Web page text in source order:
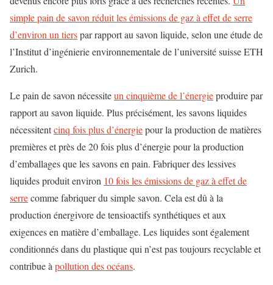
simple pain de savon réduit les émissions de gaz à effet de serre
d’environ un tierspar rapport au savon liquide, selon une étude de
l’Institut d’ingénierie environnementale de l’université suisse ETH
Zurich.
Le pain de savon nécessiteun cinquième de l’énergieproduirepar
rapport au savon liquide. Plus précisément, les savons liquides
nécessitentcinq fois plus d’énergiepour la production de matières
premières et près de 20 fois plus d’énergie pour la production
d’emballages que les savons en pain. Fabriquer des lessives
liquidesproduit environ 10 fois les émissions de gaz à effet de
serrecomme fabriquer du simple savon. Cela est dû à la
production énergivore de tensioactifs synthétiques et aux
exigences en matière d’emballage. Les liquides sont également
conditionnés dans du plastique qui n’est pas toujours recyclable et
contribue à pollution des océans.